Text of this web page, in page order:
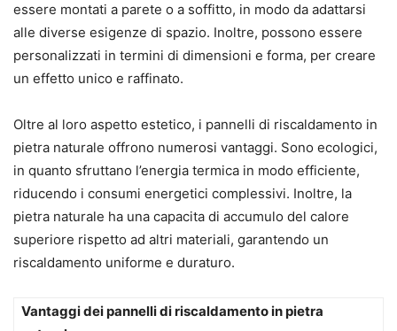
essere montati a parete o a soffitto, in modo da adattarsi
alle diverse esigenze di spazio. Inoltre, possono essere
personalizzati in termini di dimensioni e forma, per creare
un effetto unico e raffinato.
Oltre al loro aspetto estetico, i pannelli di riscaldamento in
pietra naturale offrono numerosi vantaggi. Sono ecologici,
in quanto sfruttano l’energia termica in modo efficiente,
riducendo i consumi energetici complessivi. Inoltre, la
pietra naturale ha una capacita di accumulo del calore
superiore rispetto ad altri materiali, garantendo un
riscaldamento uniforme e duraturo.
Vantaggi dei pannelli di riscaldamento in pietra